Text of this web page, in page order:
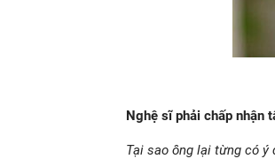
Nghệ sĩ phải chấp nhận
Tại sao ông lại từng có